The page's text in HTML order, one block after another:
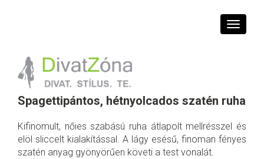
Toggle
Spagettipántos, hétnyolcados szatén ruha
Kifinomult, nőies szabású ruha átlapolt mellrésszel és
elöl sliccelt kialakítással. A lágy esésű, finoman fényes
szatén anyag gyönyörűen követi a test vonalát.